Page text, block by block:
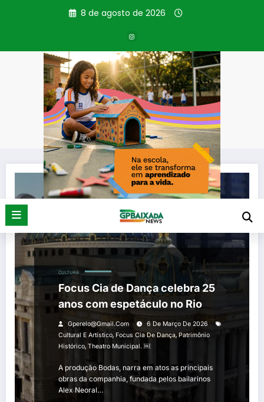
8 de agosto de 2026
Tag: Cultural e Artístico
Página inicial Cultural e Artístico
CULTURA
Focus Cia de Dança celebra 25
anos com espetáculo no Rio
Gperelo@gmail.com
6 De Março De 2026
Cultural E Artístico, Focus Cia De Dança, Patrimônio
Histórico, Theatro Municipal. ￼
A produção Bodas, narra em atos as principais
obras da companhia, fundada pelos bailarinos
Alex Neoral…